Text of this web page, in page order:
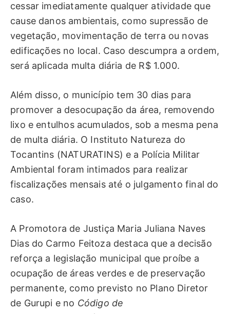
cessar imediatamente qualquer atividade que
cause danos ambientais, como supressão de
vegetação, movimentação de terra ou novas
edificações no local. Caso descumpra a ordem,
será aplicada multa diária de R$ 1.000.
Além disso, o município tem 30 dias para
promover a desocupação da área, removendo
lixo e entulhos acumulados, sob a mesma pena
de multa diária. O Instituto Natureza do
Tocantins (NATURATINS) e a Polícia Militar
Ambiental foram intimados para realizar
fiscalizações mensais até o julgamento final do
caso.
A Promotora de Justiça Maria Juliana Naves
Dias do Carmo Feitoza destaca que a decisão
reforça a legislação municipal que proíbe a
ocupação de áreas verdes e de preservação
permanente, como previsto no Plano Diretor
de Gurupi e no Código de